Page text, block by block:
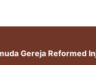
Gereja Reformed